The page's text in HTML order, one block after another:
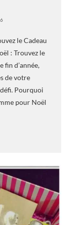
le Cadeau
: Trouvez le
fin d’année,
de votre
Pourquoi
pour Noël